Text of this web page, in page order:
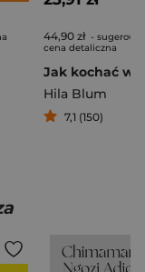
44,90 zł -
cena detaliczna
Hila Blum
7,1 (150)